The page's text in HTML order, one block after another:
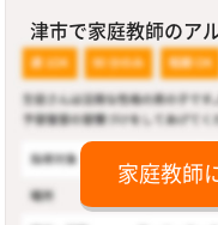
津市で家庭教師のア
家庭教師